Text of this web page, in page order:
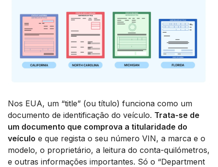
Nos EUA, um “title” (ou título) funciona como um
documento de identificação do veículo. Trata-se de
um documento que comprova a titularidade do
veículo e que regista o seu número VIN, a marca e o
modelo, o proprietário, a leitura do conta-quilómetros,
e outras informações importantes. Só o “Department